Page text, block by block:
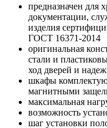
предназначен для
документации,
изделия
ГОСТ 16371-2014
оригинальная
стали и
ход дверей и
шкафы
магнитными
максимальная
возможность
шаг установки